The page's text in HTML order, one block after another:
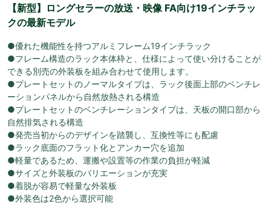
【新型】ロングセラーの放送・映像 FA向け19インチラッ
クの最新モデル
●優れた機能性を持つアルミフレーム19インチラック
●フレーム構造のラック本体枠と、仕様によって使い分けることが
できる別売の外装板を組み合わせて使用します。
●プレートセットのノーマルタイプは、ラック後面上部のベンチレ
ーションパネルから自然放熱される構造
●プレートセットのベンチレーションタイプは、天板の開口部から
自然排気される構造
●発売当初からのデザインを踏襲し、互換性等にも配慮
●ラック底面のフラット化とアンカー穴を追加
●軽量であるため、運搬や設置等の作業の負担が軽減
●サイズと外装板のバリエーションが充実
●着脱が容易で軽量な外装板
●外装色は2色から選択可能